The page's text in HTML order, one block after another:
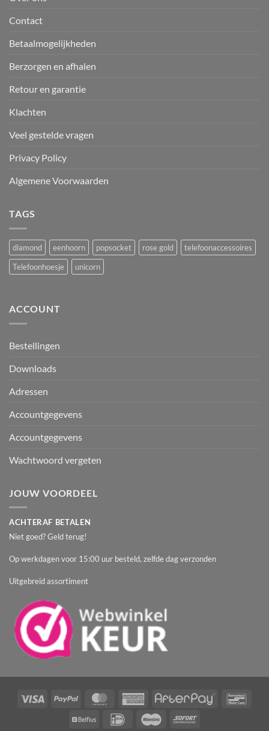
Contact
Betaalmogelijkheden
Berzorgen en afhalen
Retour en garantie
Klachten
Veel gestelde vragen
Privacy Policy
Algemene Voorwaarden
TAGS
diamond eenhoorn popsocket rose gold
telefoonaccessoires
Telefoonhoesje
unicorn
ACCOUNT
Bestellingen
Downloads
Adressen
Accountgegevens
Accountgegevens
Wachtwoord vergeten
JOUW VOORDEEL
ACHTERAF BETALEN
Niet goed? Geld terug!
Op werkdagen voor 15:00 uur besteld, zelfde dag verzonden
Uitgebreid assortiment
Visa PayPal MasterCardAmerican
Express
AfterPay
Belfius IDeal Maestro Sofort